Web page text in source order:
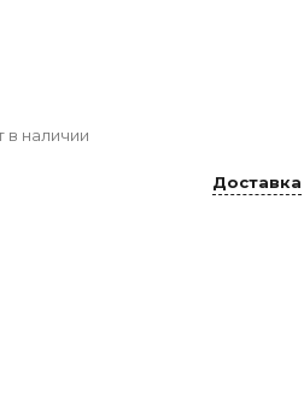
в наличии
Доставка